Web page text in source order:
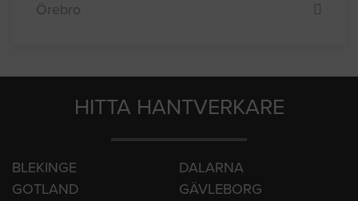
Örebro
HITTA HANTVERKARE
BLEKINGE
DALARNA
GOTLAND
GÄVLEBORG